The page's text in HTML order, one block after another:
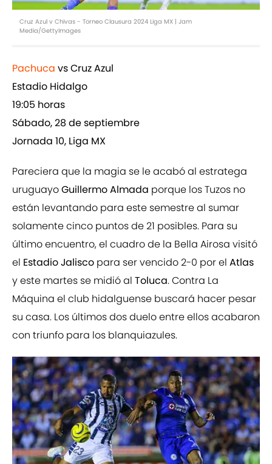
Cruz Azul v Chivas - Torneo Clausura 2024 Liga MX | Jam
Media/GettyImages
Pachuca vs Cruz Azul
Estadio Hidalgo
19:05 horas
Sábado, 28 de septiembre
Jornada 10, Liga MX
Pareciera que la magia se le acabó al estratega
uruguayoGuillermo Almada porque los Tuzos no
están levantando para este semestre al sumar
solamente cinco puntos de 21 posibles. Para su
último encuentro, el cuadro de la Bella Airosa visitó
el Estadio Jalisco para ser vencido 2-0 por el Atlas
y este martes se midió al Toluca. Contra La
Máquina el club hidalguense buscará hacer pesar
su casa. Los últimos dos duelo entre ellos acabaron
con triunfo para los blanquiazules.